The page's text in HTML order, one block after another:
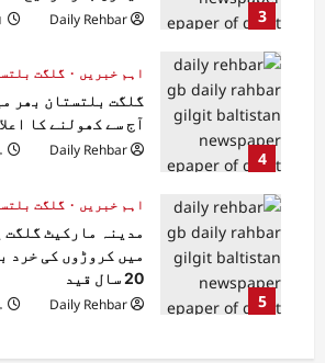
3
Daily Rehbar
4
اہم خبریں
گلگت
گلگت بلتستان بھر
آج سے کھولنے کا
Daily Rehbar
5
اہم خبریں
گلگت
مدینہ مارکیٹ گلگت
میں کروڑوں کی خرد
20 سال قید
Daily Rehbar